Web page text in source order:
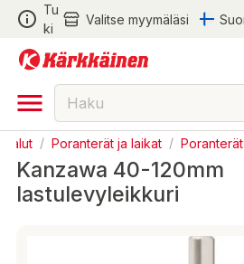
Tu
ki
Valitse myymäläsi
/ Poranterät ja laikat /
Kanzawa 40-120mm
lastulevyleikkuri